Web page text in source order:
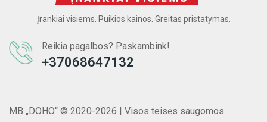
Įrankiai visiems. Puikios kainos. Greitas pristatymas.
Reikia pagalbos? Paskambink!
+37068647132
MB „DOHO“ © 2020-2026 | Visos teisės saugomos